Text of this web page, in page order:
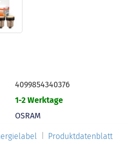
4099854340376
1-2 Werktage
OSRAM
Produktdatenblatt